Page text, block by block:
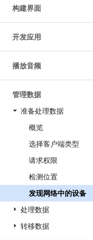
构建界面
开发应用
播放音频
管理数据
准备处理数据
概览
选择客户端类型
请求权限
检测位置
发现网络中的设备
处理数据
转移数据